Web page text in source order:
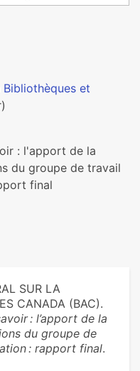
et
: l'apport de la
du groupe de travail
final
SUR LA
CANADA (BAC).
: l’apport de la
du groupe de
: rapport final.